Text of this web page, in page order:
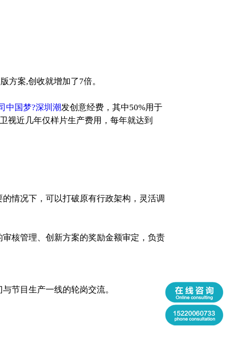
方案,创收就增加了7倍。
中国梦?深圳潮发创意经费，其中50%用于
视近几年仅样片生产费用，每年就达到
情况下，可以打破原有行政架构，灵活调
核管理、创新方案的奖励金额审定，负责
节目生产一线的轮岗交流。